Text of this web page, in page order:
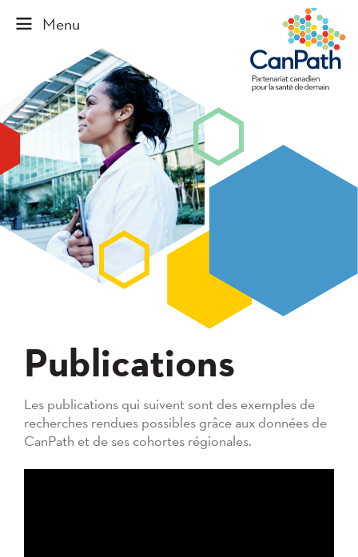
Publications
Les publications qui suivent sont des exemples de
recherches rendues possibles grâce aux données de
CanPath et de ses cohortes régionales.